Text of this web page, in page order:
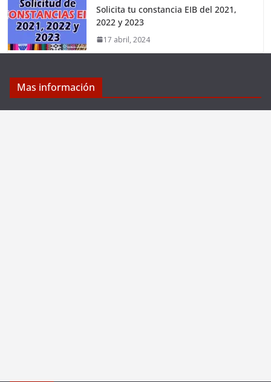
Solicita tu constancia EIB del 2021,
2022 y 2023
17 abril, 2024
Mas información